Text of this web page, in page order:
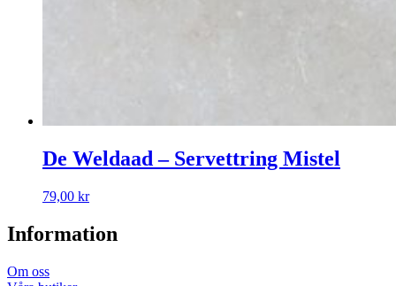
De Weldaad – Servettring Mistel
79,00 kr
Information
Om oss